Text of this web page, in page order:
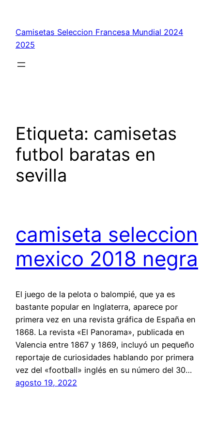
contenido
Camisetas Seleccion Francesa Mundial 2024
2025
Etiqueta: camisetas
futbol baratas en
sevilla
camiseta seleccion
mexico 2018 negra
El juego de la pelota o balompié, que ya es
bastante popular en Inglaterra, aparece por
primera vez en una revista gráfica de España en
1868. La revista «El Panorama», publicada en
Valencia entre 1867 y 1869, incluyó un pequeño
reportaje de curiosidades hablando por primera
vez del «football» inglés en su número del 30…
agosto 19, 2022